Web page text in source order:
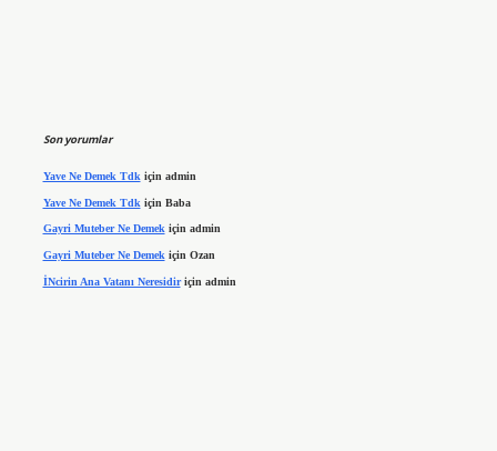
Son yorumlar
Yave Ne Demek Tdk için admin
Yave Ne Demek Tdk için Baba
Gayri Muteber Ne Demekiçin admin
Gayri Muteber Ne Demek için Ozan
İNcirin Ana Vatanı Neresidiriçin admin